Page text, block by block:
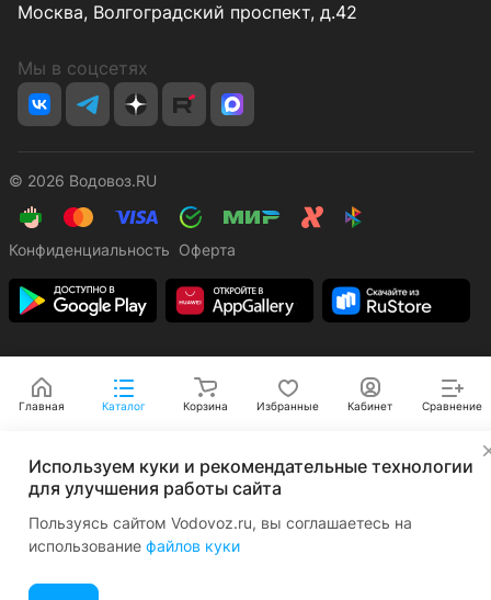
Москва, Волгоградский проспект, д.42
Мы в соцсетях
© 2026 Водовоз.RU
Конфиденциальность Оферта
Главная Каталог Корзина Избранные Кабинет Сравнение
Используем куки и рекомендательные технологии
для улучшения работы сайта
Пользуясь сайтом Vodovoz.ru, вы соглашаетесь на
использование файлов куки